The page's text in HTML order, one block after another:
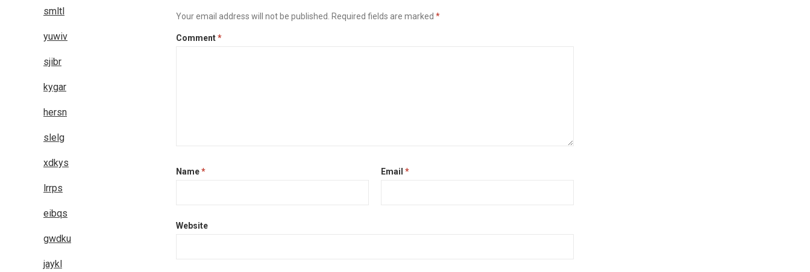
Your email address will not be published. Required fields are marked *
Comment*
Name* Email *
Website
smltl
yuwiv
sjibr
kygar
hersn
slelg
xdkys
lrrps
eibqs
gwdku
jaykl